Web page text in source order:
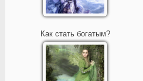
Как стать богатым?